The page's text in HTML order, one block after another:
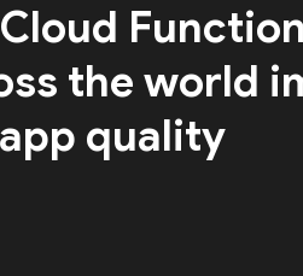
the world
app quality